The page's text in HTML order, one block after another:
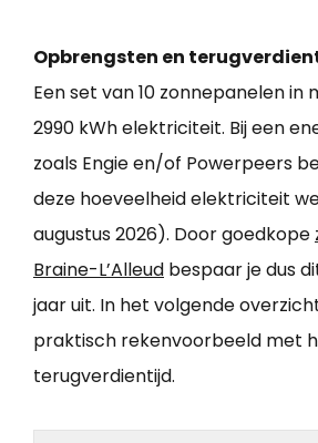
Opbrengsten en
Een set van 10 zonnepanelen in
2990 kWh elektriciteit. Bij een
zoals Engie en/of Powerpeers
deze hoeveelheid elektriciteit
augustus 2026). Door goedkope
Braine-L’Alleud bespaar je dus
jaar uit. In het volgende
praktisch rekenvoorbeeld met
terugverdientijd.